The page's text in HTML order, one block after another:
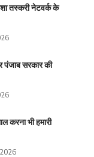
तस्करी नेटवर्क के
पंजाब सरकार की
करना भी हमारी